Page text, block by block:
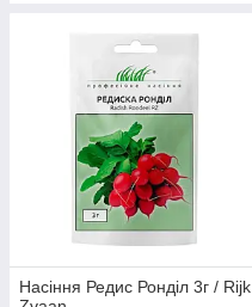
Насіння Редис Ронділ 3г / Rijk